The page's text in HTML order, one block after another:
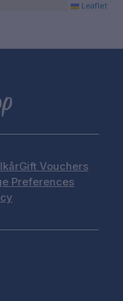
Leaflet
Gift Vouchers
Preferences